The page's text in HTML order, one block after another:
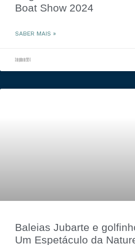
Boat Show 2024
SABER MAIS »
3 de julho de 2024
Baleias Jubarte e
Um Espetáculo da